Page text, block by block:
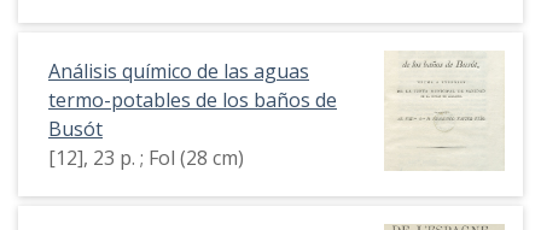
Análisis químico de las aguas
termo-potables de los baños de
Busót
[12], 23 p. ; Fol (28 cm)